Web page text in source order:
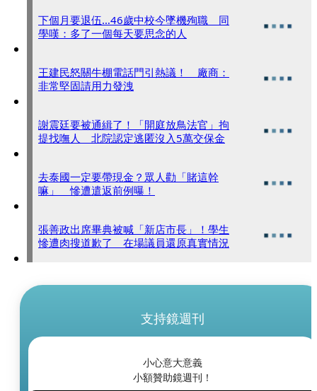
下個月要退伍…46歲中校今墜機殉職 同
學嘆：多了一個每天要思念的人
王建民怒關牛棚電話門引熱議！ 廠商：
非常堅固請用力發洩
謝震廷要被通緝了！「開庭放鳥法官」拘
提找嘸人 北院認定逃匿沒入5萬交保金
去泰國一定要帶現金？眾人勸「賭這幹
嘛」 慘遭遣返前例曝！
張善政出席畢典被喊「新店市長」！學生
慘遭肉搜道歉了 在場議員還原真實情況
支持鏡週刊
小心意大意義
小額贊助鏡週刊！